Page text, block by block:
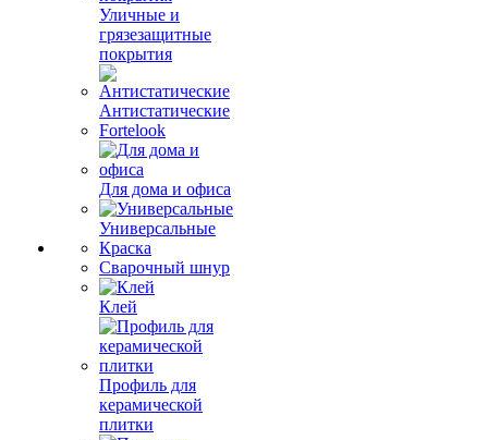
Уличные и
грязезащитные
покрытия
Антистатические
Fortelook
Для дома и офиса
Универсальные
Краска
Сварочный шнур
Клей
Профиль для
керамической
плитки